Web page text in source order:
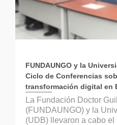
FUNDAUNGO y la
Ciclo de Conferencias
transformación digital en
La Fundación Doctor
(FUNDAUNGO) y la
(UDB) llevaron a cabo